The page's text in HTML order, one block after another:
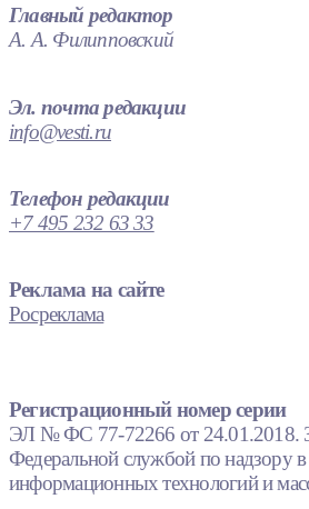
Главный редактор
А. А. Филипповский
Эл. почта редакции
info@vesti.ru
Телефон редакции
+7 495 232 63 33
Реклама на сайте
Росреклама
Регистрационный номер серии
ЭЛ № ФС 77-72266 от 24.01.2018.
Федеральной службой по надзору в
информационных технологий и